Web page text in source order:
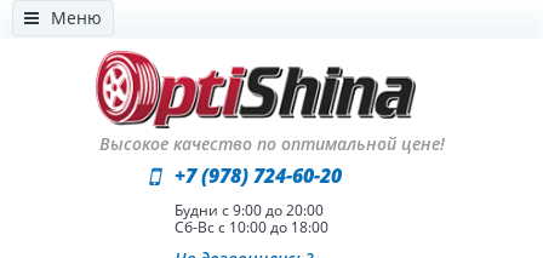
Меню
Высокое качество по оптимальной цене!
+7 (978) 724-60-20
Будни с 9:00 до 20:00
Сб-Вс с 10:00 до 18:00